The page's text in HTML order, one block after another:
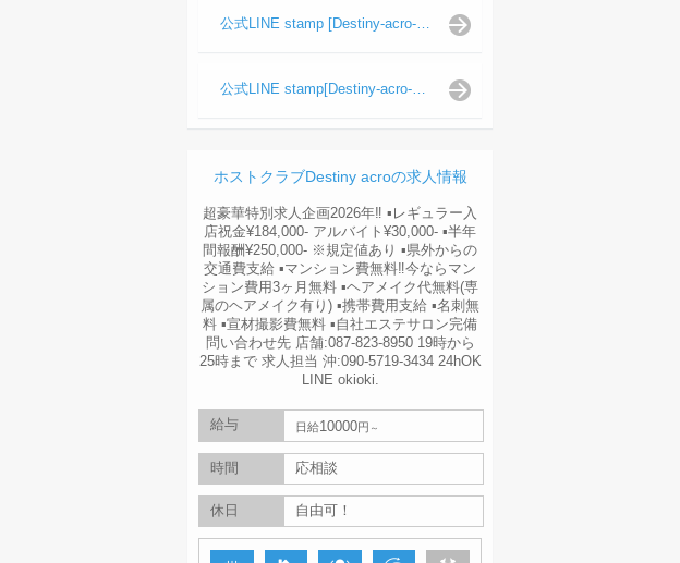
公式LINE stamp [Destiny-acro-波旬]
公式LINE stamp[Destiny-acro-天照陽]
ホストクラブDestiny acroの求人情報
超豪華特別求人企画2026年‼︎ ▪️レギュラー入
店祝金¥184,000- アルバイト¥30,000- ▪️半年
間報酬¥250,000- ※規定値あり ▪️県外からの
交通費支給 ▪️マンション費無料‼︎今ならマン
ション費用3ヶ月無料 ▪️ヘアメイク代無料(専
属のヘアメイク有り) ▪️携帯費用支給 ▪️名刺無
料 ▪️宣材撮影費無料 ▪️自社エステサロン完備
問い合わせ先 店舗:087-823-8950 19時から
25時まで 求人担当 沖:090-5719-3434 24hOK
LINE okioki.
給与 日給10000円
時間 応相談
休日 自由可！